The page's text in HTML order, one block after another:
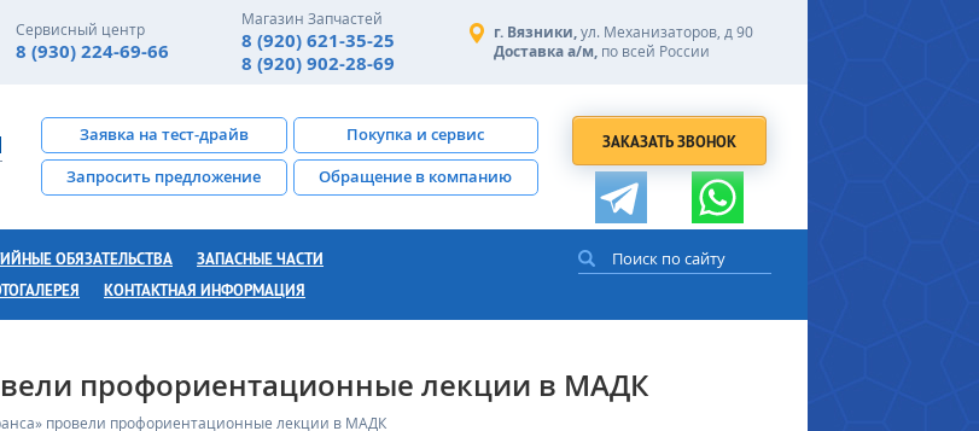
Сервисный центр
8 (930) 224-69-66
Магазин Запчастей
8 (920) 621-35-25
8 (920) 902-28-69
г. Вязники,ул. Механизаторов, д 90
Доставка а/м, по всей России
ЗАКАЗАТЬ ЗВОНОК
Заявка на тест-драйв
Покупка и сервис
Запросить предложение
Обращение в компанию
ОБЯЗАТЕЛЬСТВА
ЗАПАСНЫЕ ЧАСТИ
КОНТАКТНАЯ ИНФОРМАЦИЯ
профориентационные лекции в МАДК
провели профориентационные лекции в МАДК